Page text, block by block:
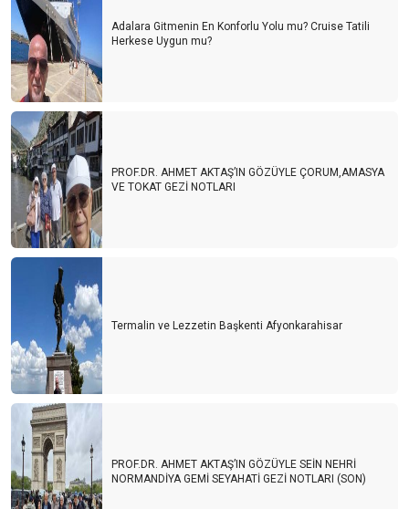
Adalara Gitmenin En Konforlu Yolu mu? Cruise Tatili
Herkese Uygun mu?
PROF.DR. AHMET AKTAŞ’IN GÖZÜYLE ÇORUM,AMASYA
VE TOKAT GEZİ NOTLARI
Termalin ve Lezzetin Başkenti Afyonkarahisar
PROF.DR. AHMET AKTAŞ’IN GÖZÜYLE SEİN NEHRİ
NORMANDİYA GEMİ SEYAHATİ GEZİ NOTLARI (SON)